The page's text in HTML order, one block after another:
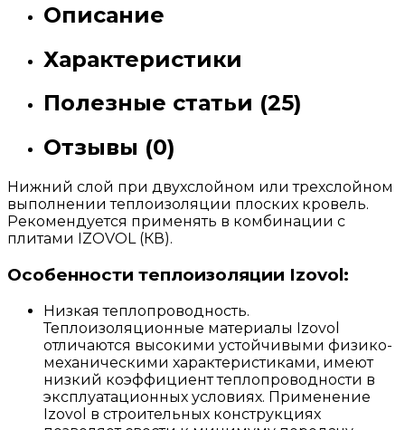
Описание
Характеристики
Полезные статьи (25)
Отзывы (0)
Нижний слой при двухслойном или трехслойном
выполнении теплоизоляции плоских кровель.
Рекомендуется применять в комбинации с
плитами IZOVOL (КВ).
Особенности теплоизоляции Izovol:
Низкая теплопроводность.
Теплоизоляционные материалы Izovol
отличаются высокими устойчивыми физико-
механическими характеристиками, имеют
низкий коэффициент теплопроводности в
эксплуатационных условиях. Применение
Izovol в строительных конструкциях